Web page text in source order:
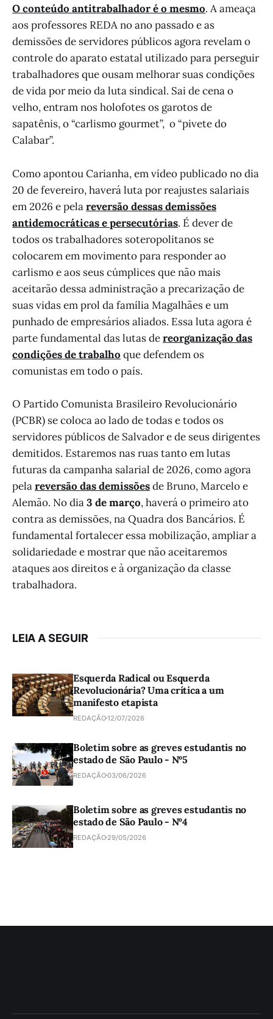
O conteúdo antitrabalhador é o mesmo. A ameaça
aos professores REDA no ano passado e as
demissões de servidores públicos agora revelam o
controle do aparato estatal utilizado para perseguir
trabalhadores que ousam melhorar suas condições
de vida por meio da luta sindical. Sai de cena o
velho, entram nos holofotes os garotos de
sapatênis, o “carlismo gourmet”, o “pivete do
Calabar”.
Como apontou Carianha, em vídeo publicado no dia
20 de fevereiro, haverá luta por reajustes salariais
em 2026 e pelareversão dessas demissões
antidemocráticas e persecutórias. É dever de
todos os trabalhadores soteropolitanos se
colocarem em movimento para responder ao
carlismo e aos seus cúmplices que não mais
aceitarão dessa administração a precarização de
suas vidas em prol da família Magalhães e um
punhado de empresários aliados. Essa luta agora é
parte fundamental das lutas dereorganização das
condições de trabalho que defendem os
comunistas em todo o país.
O Partido Comunista Brasileiro Revolucionário
(PCBR) se coloca ao lado de todas e todos os
servidores públicos de Salvador e de seus dirigentes
demitidos. Estaremos nas ruas tanto em lutas
futuras da campanha salarial de 2026, como agora
pelareversão das demissõesde Bruno, Marcelo e
Alemão. No dia3 de março, haverá o primeiro ato
contra as demissões, na Quadra dos Bancários. É
fundamental fortalecer essa mobilização, ampliar a
solidariedade e mostrar que não aceitaremos
ataques aos direitos e à organização da classe
trabalhadora.
LEIA A SEGUIR
Esquerda Radical ou Esquerda
Revolucionária? Uma crítica a um
manifesto etapista
REDAÇÃO12/07/2026
Boletim sobre as greves estudantis no
estado de São Paulo - Nº5
REDAÇÃO03/06/2026
Boletim sobre as greves estudantis no
estado de São Paulo - Nº4
REDAÇÃO 29/05/2026